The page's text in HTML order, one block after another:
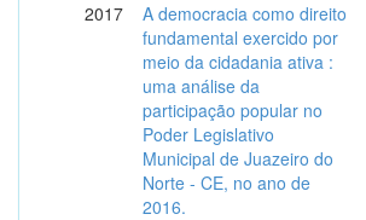
2017
A democracia como direito
fundamental exercido por
meio da cidadania ativa :
uma análise da
participação popular no
Poder Legislativo
Municipal de Juazeiro do
Norte - CE, no ano de
2016.